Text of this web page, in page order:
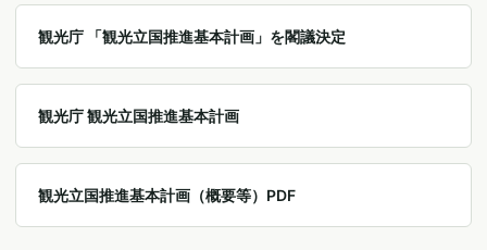
観光庁 「観光立国推進基本計画」を閣議決定
観光庁 観光立国推進基本計画
観光立国推進基本計画（概要等）PDF